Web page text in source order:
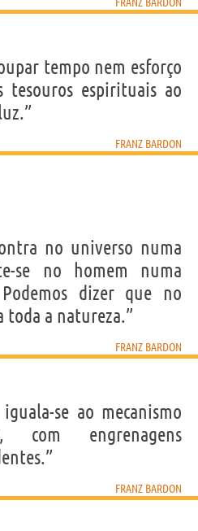
tempo nem esforço
tesouros espirituais ao
FRANZ BARDON
no universo numa
se no homem numa
dizer que no
toda a natureza.”
FRANZ BARDON
se ao mecanismo
engrenagens
FRANZ BARDON